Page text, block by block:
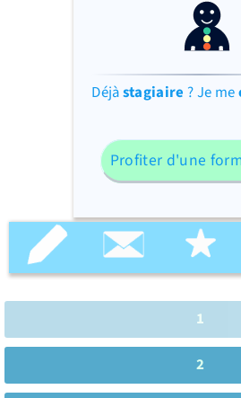
Déjàstagiaire ? Je me
Profiter d'une
1
2